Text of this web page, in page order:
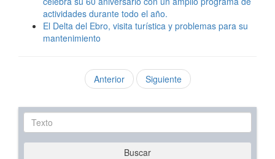
actividades durante todo el año.
El Delta del Ebro, visita turística y problemas para su
mantenimiento
Anterior Siguiente
Texto
Buscar